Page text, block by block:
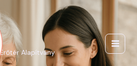
Erőtér Alapítvány